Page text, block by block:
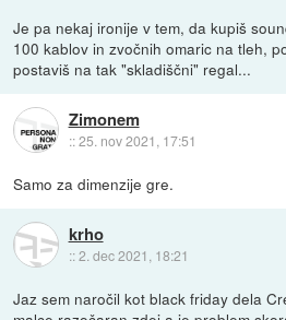
Je pa nekaj ironije v tem, da kupiš
100 kablov in zvočnih omaric na tleh,
postaviš na tak "skladiščni" regal...
Zimonem
::25. nov 2021, 17:51
Samo za dimenzije gre.
krho
::2. dec 2021, 18:21
Jaz sem naročil kot black friday dela